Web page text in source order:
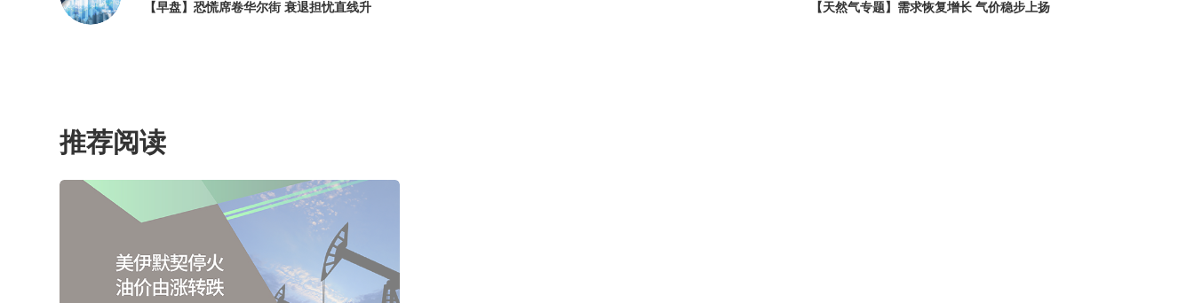
【早盘】恐慌席卷华尔街 衰退担忧直线升 【天然气专题】需求恢复增长 气价稳步上扬
推荐阅读